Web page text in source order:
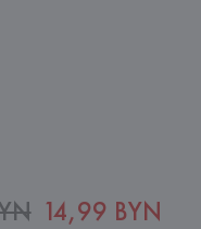
14,99 BYN